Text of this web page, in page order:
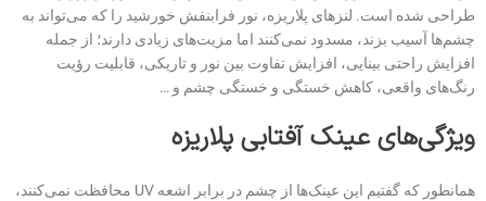
طراحی شده‌ است. لنزهای پلاریزه، نور فرابنفش خورشید را که می‌تواند به
چشم‌ها آسیب بزند، مسدود نمی‌کنند اما مزیت‌های زیادی دارند؛ از جمله
افزایش راحتی بینایی، افزایش تفاوت بین نور و تاریکی، قابلیت رؤیت
رنگ‌های واقعی، کاهش خستگی و خستگی چشم و …
ویژگی‌های عینک آفتابی پلاریزه
همانطور که گفتیم این عینک‌‌ها از چشم در برابر اشعه UV محافظت نمی‌کنند،